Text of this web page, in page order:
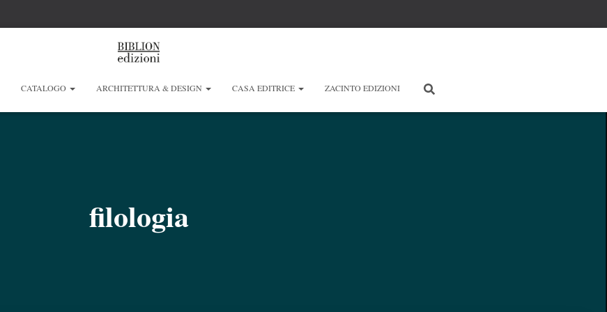
CATALOGO ARCHITETTURA & DESIGN CASA EDITRICE ZACINTO EDIZIONI
filologia